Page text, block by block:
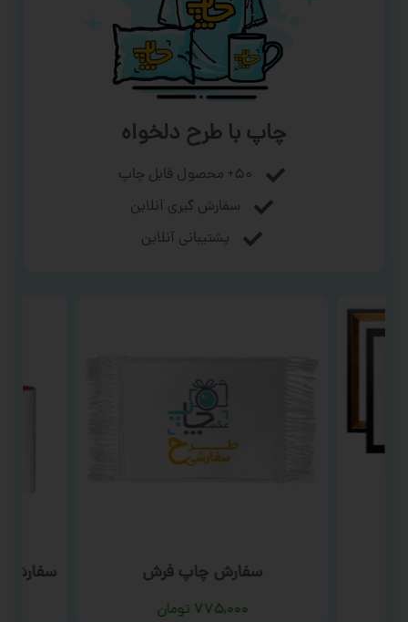
چاپ با طرح دلخواه
۵۰+ محصول قابل چاپ
سفارش گیری آنلاین
پشتیبانی آنلاین
سفارش چاپ فرش
۷۷۵,۰۰۰ تومان
سفارش